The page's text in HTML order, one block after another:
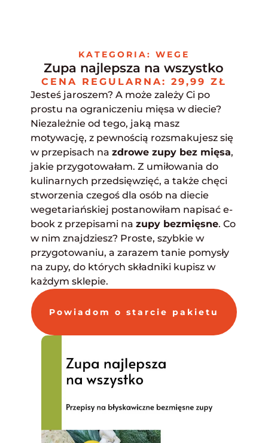
KATEGORIA: WEGE
Zupa najlepsza na wszystko
CENA REGULARNA: 29,99 ZŁ
Jesteś jaroszem? A może zależy Ci po
prostu na ograniczeniu mięsa w diecie?
Niezależnie od tego, jaką masz
motywację, z pewnością rozsmakujesz się
w przepisach na zdrowe zupy bez mięsa,
jakie przygotowałam. Z umiłowania do
kulinarnych przedsięwzięć, a także chęci
stworzenia czegoś dla osób na diecie
wegetariańskiej postanowiłam napisać e-
book z przepisami na zupy bezmięsne. Co
w nim znajdziesz? Proste, szybkie w
przygotowaniu, a zarazem tanie pomysły
na zupy, do których składniki kupisz w
każdym sklepie.
Powiadom o starcie pakietu